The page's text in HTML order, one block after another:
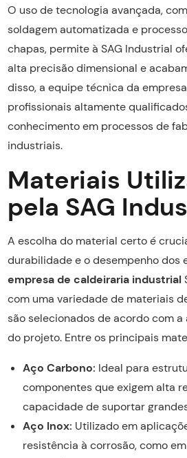
O uso de tecnologia avançada,
soldagem automatizada e
chapas, permite à SAG Industrial
alta precisão dimensional e
disso, a equipe técnica da
profissionais altamente
conhecimento em processos de
industriais.
Materiais
pela SAG
A escolha do material certo é
durabilidade e o desempenho dos
empresa de caldeiraria industrial
com uma variedade de materiais
são selecionados de acordo com
do projeto. Entre os principais
Aço Carbono: Ideal para
componentes que exigem alta
capacidade de suportar
Aço Inox: Utilizado em
resistência à corrosão, como